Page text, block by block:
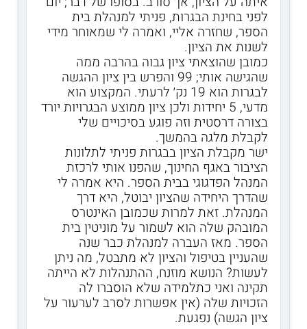
לפני בחינת הבגרות, פניתי למנהלת בית
הספר, שחזרה אליי, ואמרה לי שמאוחר מידי
לשנות את הציון.
כמובן שהוצאתי ציון גבוה בהרבה ממה
שהגישה אותי; 99 והפרש בין ציון ההגשה
לבגרות הוא 19 נק׳ לרעתי. המקצוע הוא
מדעי, 5 יחידות ולכן ציון ממוצע הבגרויות יורד
בצורה דרסטית וזה פוגע בסיכויים שלי
לקבלת מלגה בהמשך.
ישר מקבלת הציון בבגרות פניתי לתלונות
הציבור באגף החינוך, שהפנו אותי לרכזת
המנהל הפדגוגי בבית הספר. היא אמרה לי
שהדרך היחידה שהציון יבוטל, היא דרך
המנהלת. זאת למרות שכמובן האינטרס
המובהק שלה הוא לשמור על מוניטין בית
הספר. מאז העברה למנהלת כבר שנה
שהעניין בטיפול והציון לא מתבטל, מה ניתן
לעשות? הנושא מוזנח, ההתנהלות לא הייתה
תקינה ואני כתלמידה שלא הוסברו לה
הזכויות שלה (אין אפשרות לסרב לערעור על
ציון הגשה) נפגעת.